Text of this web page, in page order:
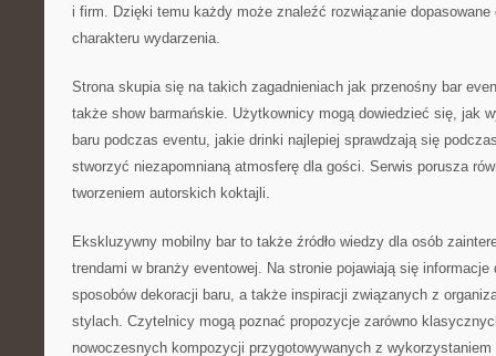
i firm. Dzięki temu każdy może znaleźć rozwiązanie
charakteru wydarzenia.
Strona skupia się na takich zagadnieniach jak przenośny bar
także show barmańskie. Użytkownicy mogą dowiedzieć się, jak
baru podczas eventu, jakie drinki najlepiej sprawdzają się
stworzyć niezapomnianą atmosferę dla gości. Serwis porusza
tworzeniem autorskich koktajli.
Ekskluzywny mobilny bar to także źródło wiedzy dla osób
trendami w branży eventowej. Na stronie pojawiają się
sposobów dekoracji baru, a także inspiracji związanych z
stylach. Czytelnicy mogą poznać propozycje zarówno
nowoczesnych kompozycji przygotowywanych z